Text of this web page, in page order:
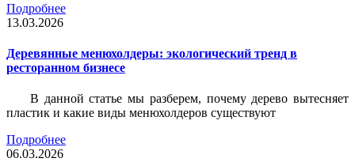
Подробнее
13.03.2026
Деревянные менюхолдеры: экологический тренд в
ресторанном бизнесе
В данной статье мы разберем, почему дерево вытесняет
пластик и какие виды менюхолдеров существуют
Подробнее
06.03.2026